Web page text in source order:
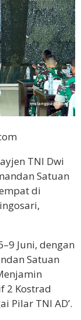
TNI Dwi
Satuan
di
Juni, dengan
Satuan
2 Kostrad
Pilar TNI AD’.